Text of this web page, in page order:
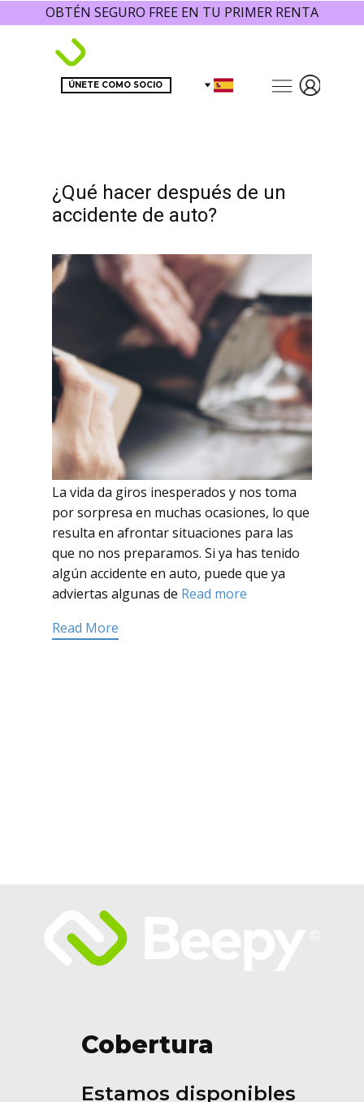
OBTÉN SEGURO FREE EN TU PRIMER RENTA
ÚNETE COMO SOCIO
¿Qué hacer después de un
accidente de auto?
La vida da giros inesperados y nos toma
por sorpresa en muchas ocasiones, lo que
resulta en afrontar situaciones para las
que no nos preparamos. Si ya has tenido
algún accidente en auto, puede que ya
adviertas algunas de Read more
Read More
Cobertura
Estamos disponibles